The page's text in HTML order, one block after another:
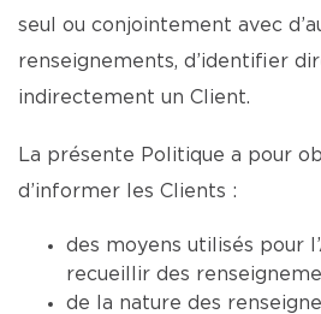
seul ou conjointement avec
renseignements, d’identifier
indirectement un Client.
La présente Politique a pour
d’informer les Clients :
des moyens utilisés pour
recueillir des
de la nature des